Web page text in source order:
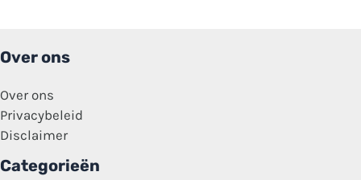
Over ons
Over ons
Privacybeleid
Disclaimer
Categorieën